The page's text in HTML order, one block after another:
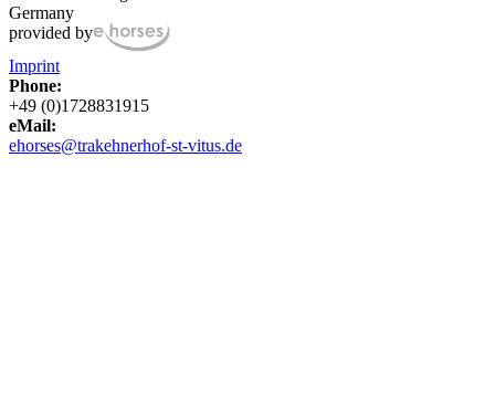
Germany
provided by
Imprint
Phone:
+49 (0)1728831915
eMail:
ehorses@trakehnerhof-st-vitus.de